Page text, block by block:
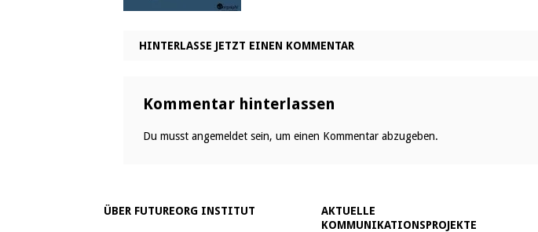
HINTERLASSE JETZT EINEN KOMMENTAR
Kommentar hinterlassen
Du musst angemeldet sein, um einen Kommentar abzugeben.
ÜBER FUTUREORG INSTITUT
AKTUELLE
KOMMUNIKATIONSPROJEKTE